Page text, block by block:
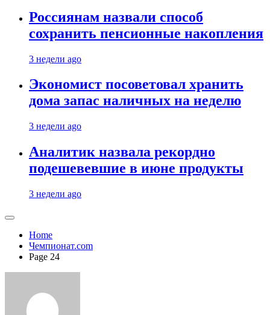
Россиянам назвали способ
сохранить пенсионные накопления
3 недели ago
Экономист посоветовал хранить
дома запас наличных на неделю
3 недели ago
Аналитик назвала рекордно
подешевевшие в июне продукты
3 недели ago
Home
Чемпионат.com
Page 24